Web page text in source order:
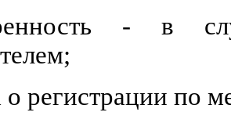
- в
о регистрации по